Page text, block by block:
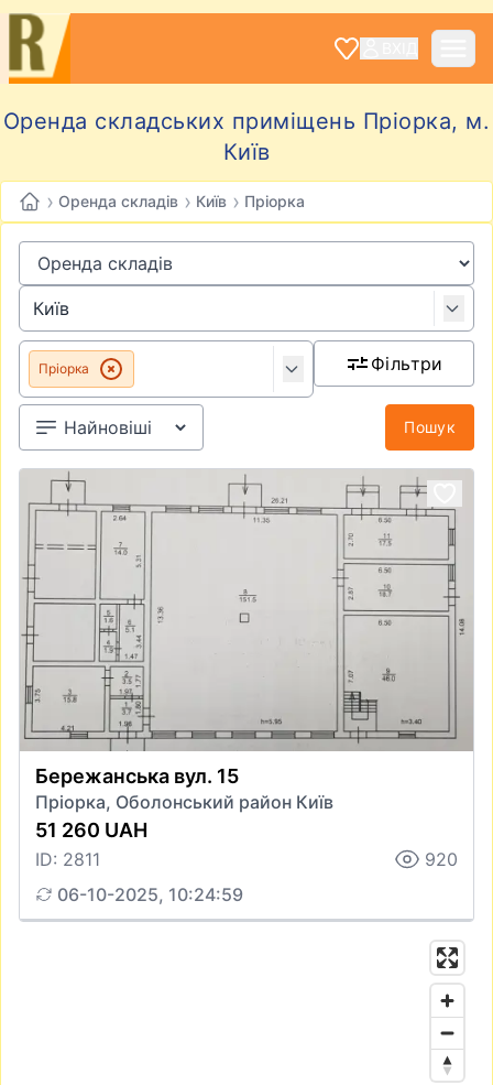
Оренда складських приміщень Пріорка, м.
Київ
› Оренда складів › Київ › Пріорка
Пріорка Фільтри
Пошук
Бережанська вул. 15
Пріорка, Оболонський район Київ
51 260 UAH
ID: 2811
920
06-10-2025, 10:24:59